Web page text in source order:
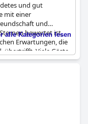
und gut
mit einer
und
bewertet ist,
Erwartungen, die
übertrifft. Viele Gäste
Sterne-Bewertung
Freundlichkeit des
Merkmal, das
eine
Drei-Sterne-Haus
alle Kategorien lesen